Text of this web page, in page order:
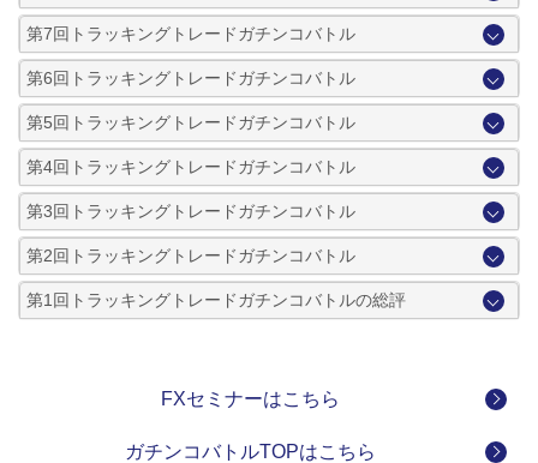
第7回トラッキングトレードガチンコバトル
第6回トラッキングトレードガチンコバトル
第5回トラッキングトレードガチンコバトル
第4回トラッキングトレードガチンコバトル
第3回トラッキングトレードガチンコバトル
第2回トラッキングトレードガチンコバトル
第1回トラッキングトレードガチンコバトルの総評
FXセミナーはこちら
ガチンコバトルTOPはこちら